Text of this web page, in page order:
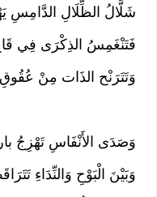
شَلَّالُ الظِّلَالِ الدَّامِسِ
فَتَنْغَمِسُ الذِكْرَى فِي
وَتَتَرَنْح الذَات مِنْ
وَصَدَى الأَنْفَاسِ تَهْزِجُ
وَبَيْنَ الْبَوْحِ وَالنِّدَاءِ